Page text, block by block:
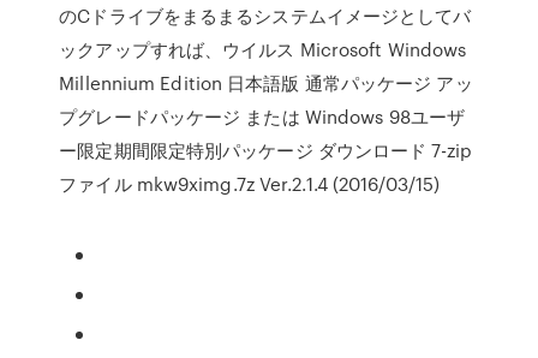
のCドライブをまるまるシステムイメージとしてバ
ックアップすれば、ウイルス Microsoft Windows
Millennium Edition 日本語版 通常パッケージ アッ
プグレードパッケージ または Windows 98ユーザ
ー限定期間限定特別パッケージ ダウンロード 7-zip
ファイル mkw9ximg.7z Ver.2.1.4 (2016/03/15)